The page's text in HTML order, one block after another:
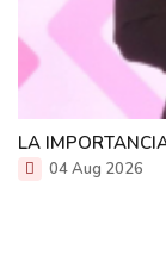
LA
04 Aug 2026